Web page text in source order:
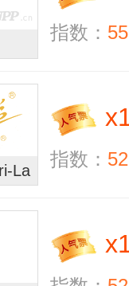
指数：
La
x
指数：
x